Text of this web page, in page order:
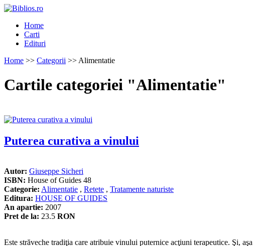
Home
Carti
Edituri
Home >> Categorii >> Alimentatie
Cartile categoriei "Alimentatie"
Puterea curativa a vinului
Autor: Giuseppe Sicheri
ISBN: House of Guides 48
Categorie: Alimentatie , Retete , Tratamente naturiste
Editura: HOUSE OF GUIDES
An apartie: 2007
Pret de la: 23.5 RON
Este străveche tradiţia care atribuie vinului puternice acţiuni terapeutice. Şi,